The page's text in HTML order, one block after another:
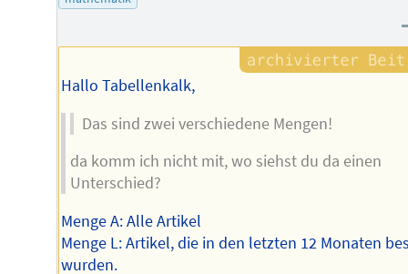
Hallo Tabellenkalk,
Das sind zwei verschiedene Mengen!
da komm ich nicht mit, wo siehst du da einen
Unterschied?
Menge A: Alle Artikel
Menge L: Artikel, die in den letzten 12 Monaten
wurden.